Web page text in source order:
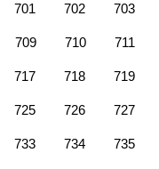
701 702 703
709 710 711
717 718 719
725 726 727
733 734 735